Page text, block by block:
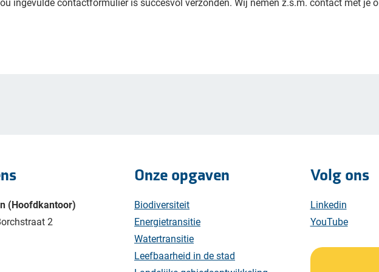
(Hoofdkantoor)
2
Onze opgaven
Biodiversiteit
Energietransitie
Watertransitie
Leefbaarheid in de stad
Volg ons
Linkedin
YouTube